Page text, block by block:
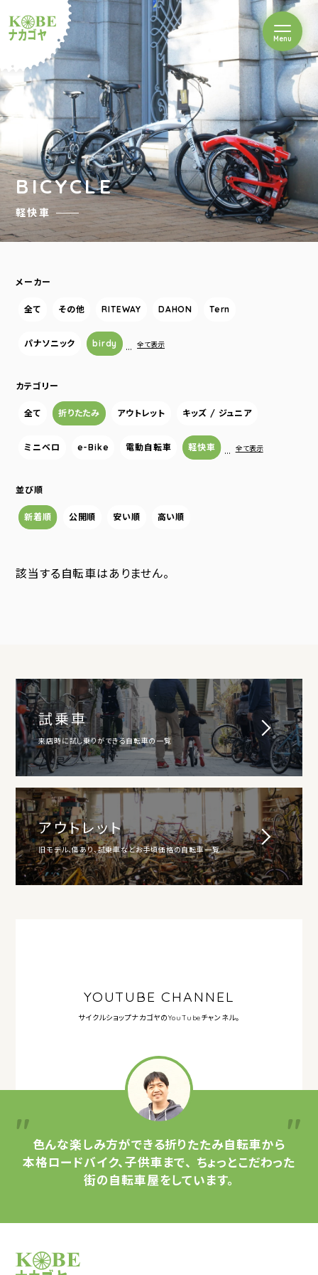
ルショップナカゴヤ
Menuを開閉
BICYCLE
軽快車
メーカー
全て その他 RITEWAY DAHON Tern
パナソニック birdy … 全て表示
カテゴリー
全て 折りたたみ アウトレット キッズ / ジュニア
ミニベロ e-Bike 電動自転車 軽快車 … 全て表示
並び順
新着順 公開順 安い順 高い順
該当する自転車はありません。
試乗車
来店時に試し乗りができる自転車の一覧
アウトレット
旧モデル、傷あり、試乗車などお手頃価格の自転車一覧
YOUTUBE CHANNEL
サイクルショップナカゴヤのYouTubeチャンネル。
色んな楽しみ方ができる折りたたみ自転車から
本格ロードバイク、子供車まで、 ちょっとこだわった
街の自転車屋をしています。
サイクルショップナカゴヤ